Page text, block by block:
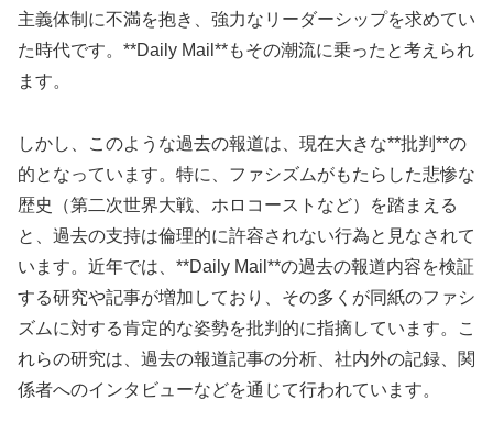
主義体制に不満を抱き、強力なリーダーシップを求めてい
た時代です。**Daily Mail**もその潮流に乗ったと考えられ
ます。
しかし、このような過去の報道は、現在大きな**批判**の
的となっています。特に、ファシズムがもたらした悲惨な
歴史（第二次世界大戦、ホロコーストなど）を踏まえる
と、過去の支持は倫理的に許容されない行為と見なされて
います。近年では、**Daily Mail**の過去の報道内容を検証
する研究や記事が増加しており、その多くが同紙のファシ
ズムに対する肯定的な姿勢を批判的に指摘しています。こ
れらの研究は、過去の報道記事の分析、社内外の記録、関
係者へのインタビューなどを通じて行われています。